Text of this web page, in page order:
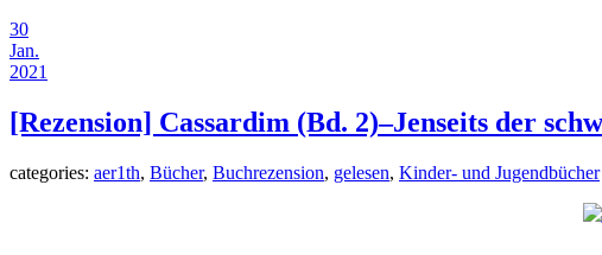
30
Jan.
2021
[Rezension] Cassardim (Bd. 2)–Jenseits der
categories: aer1th, Bücher, Buchrezension, gelesen, Kinder- und Jugendbücher